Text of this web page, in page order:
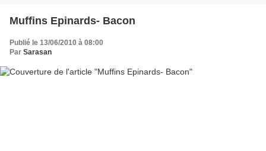
Muffins Epinards- Bacon
Publié le 13/06/2010 à 08:00
Par Sarasan